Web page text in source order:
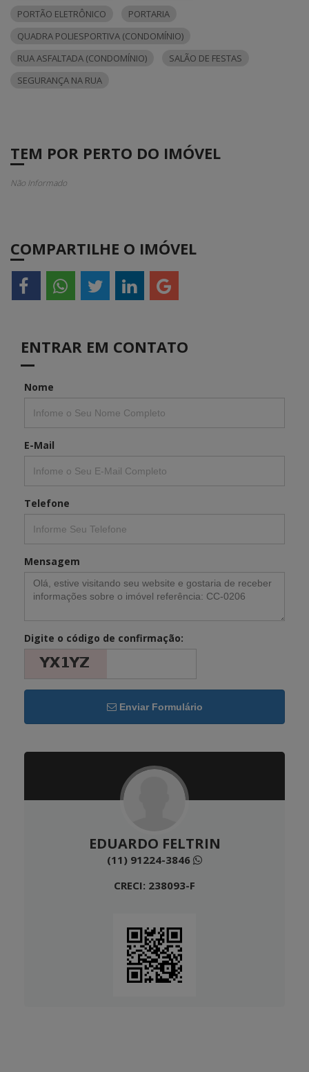
PORTÃO ELETRÔNICO
PORTARIA
QUADRA POLIESPORTIVA (CONDOMÍNIO)
RUA ASFALTADA (CONDOMÍNIO)
SALÃO DE FESTAS
SEGURANÇA NA RUA
TEM POR PERTO DO IMÓVEL
Não Informado
COMPARTILHE O IMÓVEL
ENTRAR EM CONTATO
Nome
E-Mail
Telefone
Mensagem
Digite o código de confirmação:
Enviar Formulário
EDUARDO FELTRIN
(11) 91224-3846
CRECI: 238093-F